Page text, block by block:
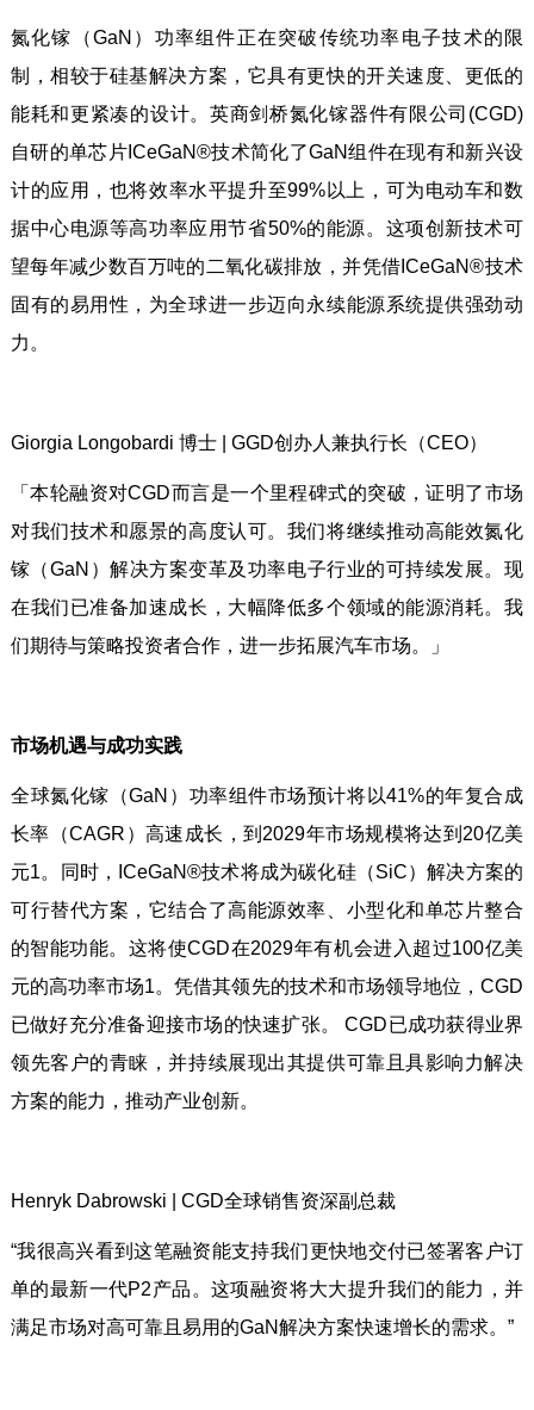
氮化镓（GaN）功率组件正在突破传统功率电子技术的限
制，相较于硅基解决方案，它具有更快的开关速度、更低的
能耗和更紧凑的设计。英商剑桥氮化镓器件有限公司(CGD)
自研的单芯片ICeGaN®技术简化了GaN组件在现有和新兴设
计的应用，也将效率水平提升至99%以上，可为电动车和数
据中心电源等高功率应用节省50%的能源。这项创新技术可
望每年减少数百万吨的二氧化碳排放，并凭借ICeGaN®技术
固有的易用性，为全球进一步迈向永续能源系统提供强劲动
力。
Giorgia Longobardi 博士 | GGD创办人兼执行长（CEO）
「本轮融资对CGD而言是一个里程碑式的突破，证明了市场
对我们技术和愿景的高度认可。我们将继续推动高能效氮化
镓（GaN）解决方案变革及功率电子行业的可持续发展。现
在我们已准备加速成长，大幅降低多个领域的能源消耗。我
们期待与策略投资者合作，进一步拓展汽车市场。」
市场机遇与成功实践
全球氮化镓（GaN）功率组件市场预计将以41%的年复合成
长率（CAGR）高速成长，到2029年市场规模将达到20亿美
元1。同时，ICeGaN®技术将成为碳化硅（SiC）解决方案的
可行替代方案，它结合了高能源效率、小型化和单芯片整合
的智能功能。这将使CGD在2029年有机会进入超过100亿美
元的高功率市场1。凭借其领先的技术和市场领导地位，CGD
已做好充分准备迎接市场的快速扩张。 CGD已成功获得业界
领先客户的青睐，并持续展现出其提供可靠且具影响力解决
方案的能力，推动产业创新。
Henryk Dabrowski | CGD全球销售资深副总裁
“我很高兴看到这笔融资能支持我们更快地交付已签署客户订
单的最新一代P2产品。这项融资将大大提升我们的能力，并
满足市场对高可靠且易用的GaN解决方案快速增长的需求。”